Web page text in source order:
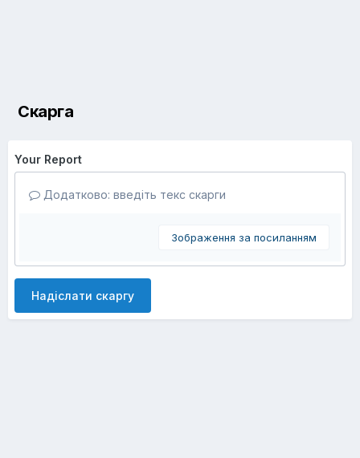
Скарга
Your Report
Додатково: введіть текс скарги
Зображення за посиланням
Надіслати скаргу